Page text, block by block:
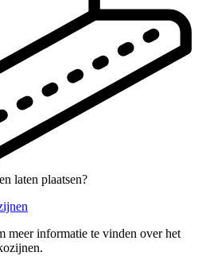
laten plaatsen?
meer informatie te vinden over het